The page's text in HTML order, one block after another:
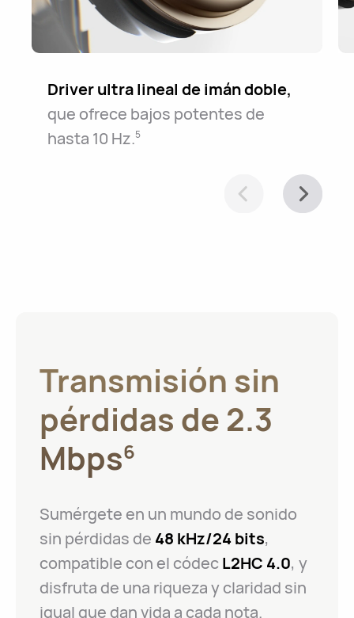
Driver ultra lineal de imán doble,
que ofrece bajos potentes de
hasta 10⁠ ⁠Hz.5
Transmisión sin
pérdidas de 2.3
Mbps6
Sumérgete en un mundo de sonido
sin pérdidas de 48 kHz/24 bits,
compatible con el códecL2HC 4.0, y
disfruta de una riqueza y claridad sin
igual que dan vida a cada nota.